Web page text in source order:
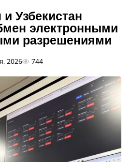
Узбекистан
электронными
разрешениями
2026 744